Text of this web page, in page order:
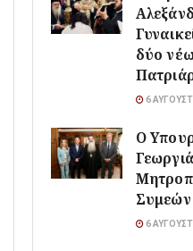
δύο
6
O
Συμεών
6